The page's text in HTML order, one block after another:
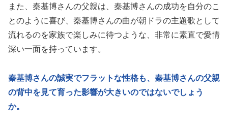
また、秦基博さんの父親は、秦基博さんの成功を自分のこ
とのように喜び、秦基博さんの曲が朝ドラの主題歌として
流れるのを家族で楽しみに待つような、非常に素直で愛情
深い一面を持っています。
秦基博さんの誠実でフラットな性格も、秦基博さんの父親
の背中を見て育った影響が大きいのではないでしょう
か。